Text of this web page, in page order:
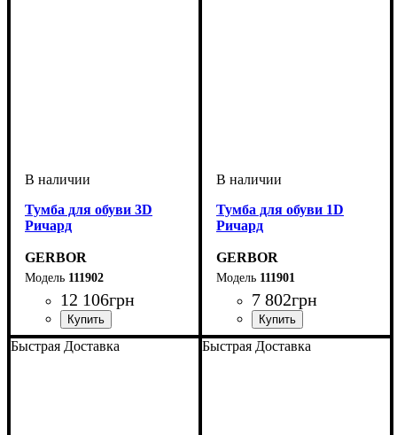
Тумба для обуви 3D
Ричард
GERBOR
111902
12 106грн
Тумба для обуви 1D
Ричард
GERBOR
111901
7 802грн
Быстрая Доставка Быстрая Доставка